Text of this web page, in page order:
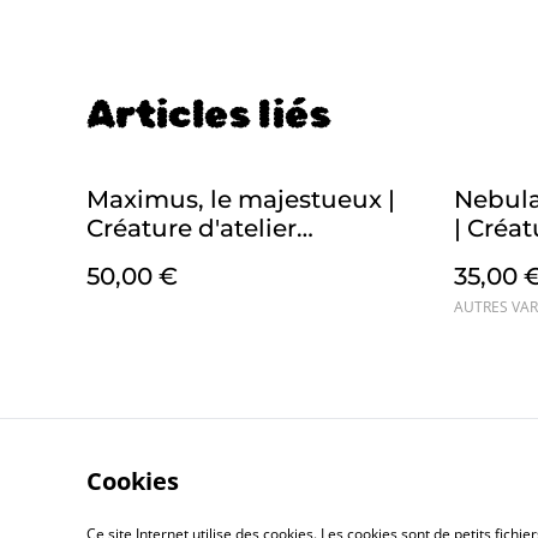
Articles liés
Maximus, le majestueux |
Créature d'atelier
pour t'émerveiller
50,00 €
|
35,00
AUTRES
Cookies
Ce site Internet utilise des cookies. Les cookies sont de petits